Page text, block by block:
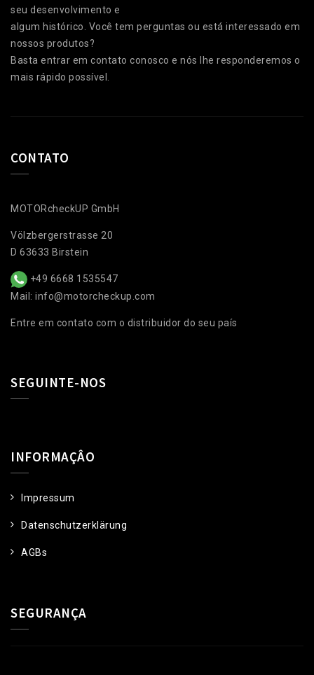
seu desenvolvimento e
algum histórico. Você tem perguntas ou está interessado em
nossos produtos?
Basta entrar em contato conosco e nós lhe responderemos o
mais rápido possível.
CONTATO
MOTORcheckUP GmbH
Völzbergerstrasse 20
D 63633 Birstein
+49 6668 1535547
Mail: info@motorcheckup.com
Entre em contato com o distribuidor do seu país
SEGUINTE-NOS
INFORMAÇÂO
Impressum
Datenschutzerklärung
AGBs
SEGURANÇA